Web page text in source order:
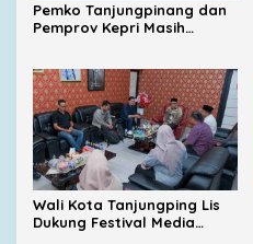
Pemko Tanjungpinang dan
Pemprov Kepri Masih
Wali Kota Tanjungping Lis
Dukung Festival Media